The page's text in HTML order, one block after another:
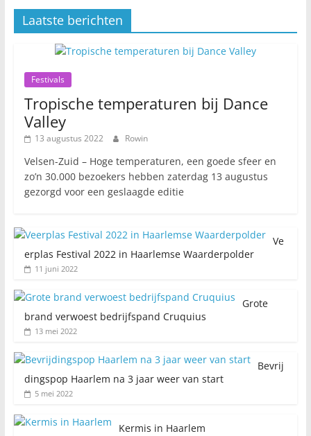
Laatste berichten
Festivals
Tropische temperaturen bij Dance
Valley
13 augustus 2022 Rowin
Velsen-Zuid – Hoge temperaturen, een goede sfeer en
zo’n 30.000 bezoekers hebben zaterdag 13 augustus
gezorgd voor een geslaagde editie
Ve
erplas Festival 2022 in Haarlemse Waarderpolder
11 juni 2022
Grote
brand verwoest bedrijfspand Cruquius
13 mei 2022
Bevrij
dingspop Haarlem na 3 jaar weer van start
5 mei 2022
Kermis in Haarlem